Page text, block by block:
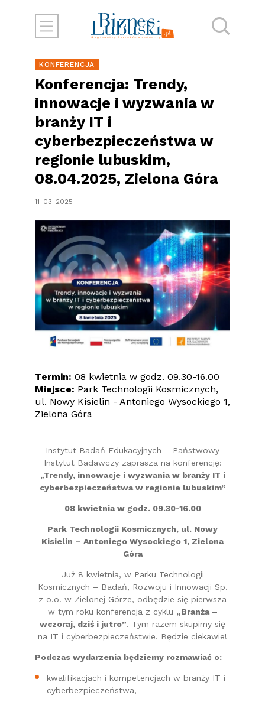
KONFERENCJA
Konferencja: Trendy,
innowacje i wyzwania w
branży IT i
cyberbezpieczeństwa w
regionie lubuskim,
08.04.2025, Zielona Góra
11-03-2025
Termin: 08 kwietnia w godz. 09.30-16.00
Miejsce: Park Technologii Kosmicznych,
ul. Nowy Kisielin - Antoniego Wysockiego 1,
Zielona Góra
Instytut Badań Edukacyjnych – Państwowy
Instytut Badawczy zaprasza na konferencję:
„Trendy, innowacje i wyzwania w branży IT i
cyberbezpieczeństwa w regionie lubuskim”
08 kwietnia w godz. 09.30-16.00
Park Technologii Kosmicznych, ul. Nowy
Kisielin – Antoniego Wysockiego 1, Zielona
Góra
Już 8 kwietnia, w Parku Technologii
Kosmicznych – Badań, Rozwoju i Innowacji Sp.
z o.o. w Zielonej Górze, odbędzie się pierwsza
w tym roku konferencja z cyklu „Branża –
wczoraj, dziś i jutro”. Tym razem skupimy się
na IT i cyberbezpieczeństwie. Będzie ciekawie!
Podczas wydarzenia będziemy rozmawiać o:
kwalifikacjach i kompetencjach w branży IT i
cyberbezpieczeństwa,